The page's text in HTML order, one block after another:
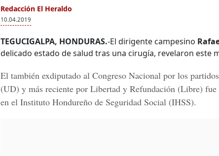
Redacción El Heraldo
10.04.2019
TEGUCIGALPA, HONDURAS.-El dirigente campesino
delicado estado de salud tras una cirugía, revelaron este
El también exdiputado al Congreso Nacional por los partidos
(UD) y más reciente por Libertad y Refundación (Libre) fue
en el Instituto Hondureño de Seguridad Social (IHSS).